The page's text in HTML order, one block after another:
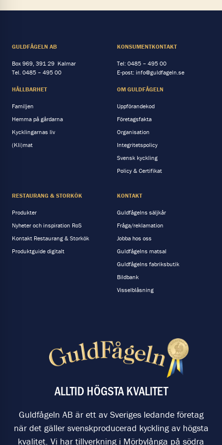
GULDFÅGELN AB
Box 969, 391 29 Kalmar
Tel. 0485 – 495 00
KONSUMENTKONTAKT
Tel: 0485 – 495 00
E-post: info@guldfageln.se
HÅLLBARHET
Familjen
Hemma på gårdarna
Kycklingarnas liv
(Kli)mat
OM GULDFÅGELN
Uppförandekod
Företagsfakta
Organisation
Integritetspolicy
Svensk kyckling
Policy & Certifikat
RESTAURANG & STORKÖK
Produkter
Nyheter och inspiration RoS
Kontakt Restaurang & Storkök
Produktguide digitalt
KONTAKT
Guldfågelns säljkår
Fråga/reklamation
Jobba hos oss
Guldfågelns matsal
Guldfågelns fabriksbutik
Bildbank
Visselblåsning
ALLTID HÖGSTA KVALITET
Guldfågeln AB är ett av Sveriges ledande företag
när det gäller svenskproducerad kyckling av högsta
kvalitet. Vi har tillverkning i Mörbylånga på södra